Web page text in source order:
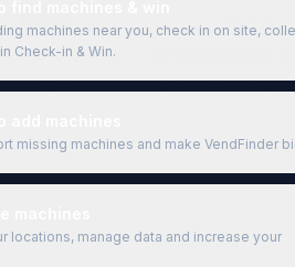
Eisenbahnstr. 1, 72555, Metzingen
Erscheckweg 8,
Claimed Combo machine
machines near you, check in on site,
Check-in & Win.
missing machines and make VendFinder
locations, manage data and increase your